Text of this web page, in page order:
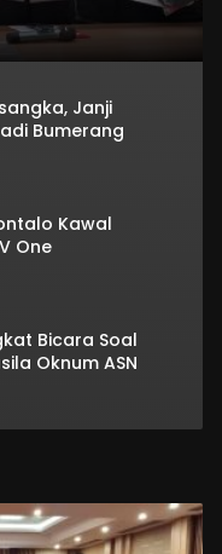
Janji
Bumerang
Kawal
One
Bicara Soal
Oknum ASN